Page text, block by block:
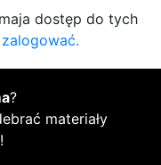
dostęp do tych
?
materiały